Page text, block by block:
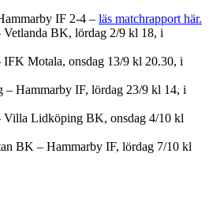
IF 2-4 – läs matchrapport här.
BK, lördag 2/9 kl 18, i
Motala, onsdag 13/9 kl 20.30, i
– Hammarby IF, lördag 23/9 kl 14, i
Villa Lidköping BK, onsdag 4/10 kl
BK – Hammarby IF, lördag 7/10 kl